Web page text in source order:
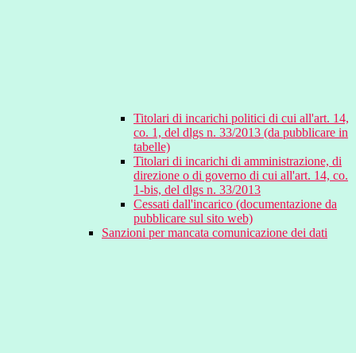
Titolari di incarichi politici di cui all'art. 14,
co. 1, del dlgs n. 33/2013 (da pubblicare in
tabelle)
Titolari di incarichi di amministrazione, di
direzione o di governo di cui all'art. 14, co.
1-bis, del dlgs n. 33/2013
Cessati dall'incarico (documentazione da
pubblicare sul sito web)
Sanzioni per mancata comunicazione dei dati